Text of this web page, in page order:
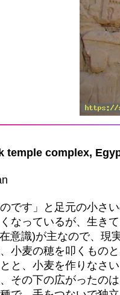
temple complex,
です」と足元の小さい
なっているが、生き
意識)が主なので、現
小麦の穂を叩くものと
と、小麦を作りなさ
その下の広がったの